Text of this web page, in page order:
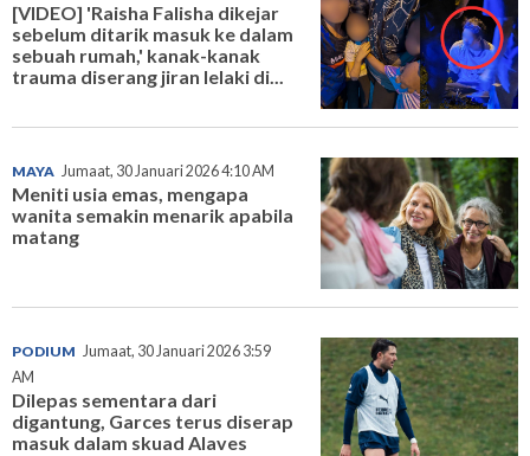
[VIDEO] 'Raisha Falisha dikejar
sebelum ditarik masuk ke dalam
sebuah rumah,' kanak-kanak
trauma diserang jiran lelaki di...
MAYA Jumaat, 30 Januari 2026 4:10 AM
Meniti usia emas, mengapa
wanita semakin menarik apabila
matang
PODIUM Jumaat, 30 Januari 2026 3:59
AM
Dilepas sementara dari
digantung, Garces terus diserap
masuk dalam skuad Alaves